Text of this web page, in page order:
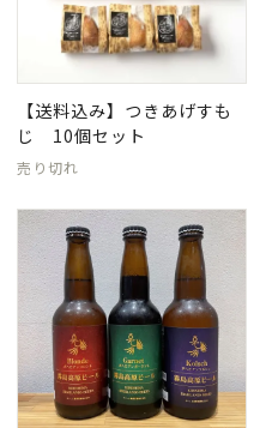
【送料込み】つきあげすも
じ 10個セット
売り切れ